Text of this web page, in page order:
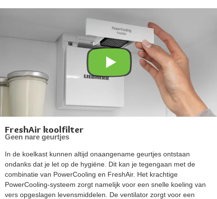
FreshAir koolfilter
Geen nare geurtjes
In de koelkast kunnen altijd onaangename geurtjes ontstaan
ondanks dat je let op de hygiëne. Dit kan je tegengaan met de
combinatie van PowerCooling en FreshAir. Het krachtige
PowerCooling-systeem zorgt namelijk voor een snelle koeling van
vers opgeslagen levensmiddelen. De ventilator zorgt voor een